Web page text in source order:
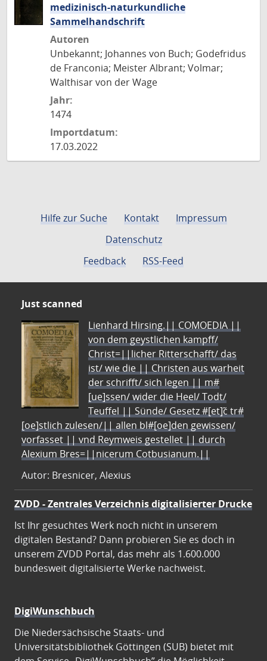
medizinisch-naturkundliche
Sammelhandschrift
Autoren
Unbekannt; Johannes von Buch; Godefridus
de Franconia; Meister Albrant; Volmar;
Walthisar von der Wage
Jahr:
1474
Importdatum:
17.03.2022
Hilfe zur Suche Kontakt
Impressum
Datenschutz
Feedback
RSS-Feed
Just scanned
Lienhard Hirsing.|| COMOEDIA ||
von dem geystlichen kampff/
Christ=||licher Ritterschafft/ das
ist/ wie die || Christen aus warheit
der schrifft/ sich legen || m#
[ue]ssen/ wider die Heel/ Todt/
Teuffel || Sünde/ Gesetz #[et]c̃ tr#
[oe]stlich zulesen/|| allen bl#[oe]den gewissen/
vorfasset || vnd Reymweis gestellet || durch
Alexium Bres=||nicerum Cotbusianum.||
Autor: Bresnicer, Alexius
ZVDD - Zentrales Verzeichnis digitalisierter Drucke
Ist Ihr gesuchtes Werk noch nicht in unserem
digitalen Bestand? Dann probieren Sie es doch in
unserem ZVDD Portal, das mehr als 1.600.000
bundesweit digitalisierte Werke nachweist.
DigiWunschbuch
Die Niedersächsische Staats- und
Universitätsbibliothek Göttingen (SUB) bietet mit